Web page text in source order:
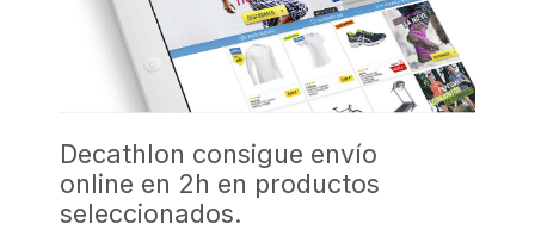
Decathlon consigue envío
online en 2h en productos
seleccionados.